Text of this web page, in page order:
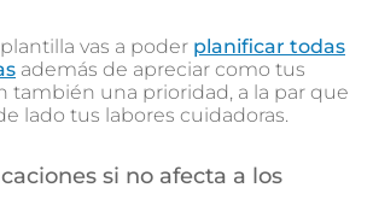
vas a poder planificar todas
además de apreciar como tus
también una prioridad, a la par que
lado tus labores cuidadoras.
si no afecta a los